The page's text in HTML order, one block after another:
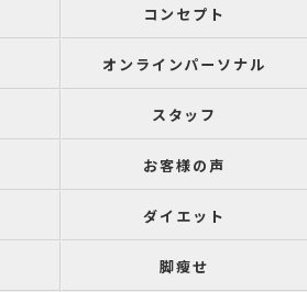
コンセプト
オンラインパーソナル
スタッフ
お客様の声
ダイエット
脚瘦せ